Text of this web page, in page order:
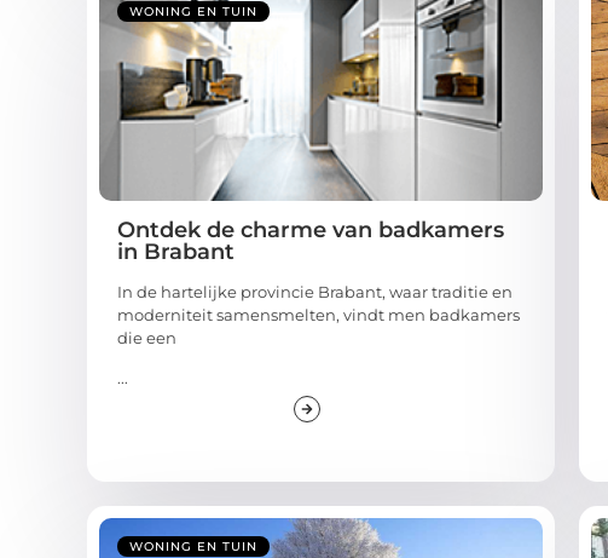
WONING EN TUIN
Ontdek de charme van badkamers
in Brabant
In de hartelijke provincie Brabant, waar traditie en
moderniteit samensmelten, vindt men badkamers
die een
...
WONING EN TUIN